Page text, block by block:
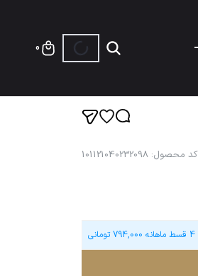
0
کد محصول:
101121040232098
4 قسط ماهانه 794,000 تومانی